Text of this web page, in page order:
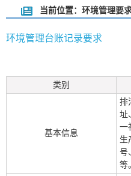
当前位置：环境管理要
环境管理台账记录要求
类别
基本信息
排
址
一
生
号
等。